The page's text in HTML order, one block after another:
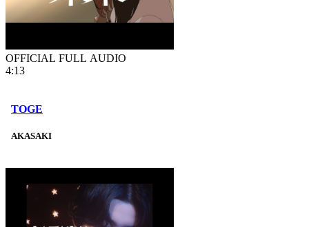
OFFICIAL FULL AUDIO
4:13
TOGE
AKASAKI